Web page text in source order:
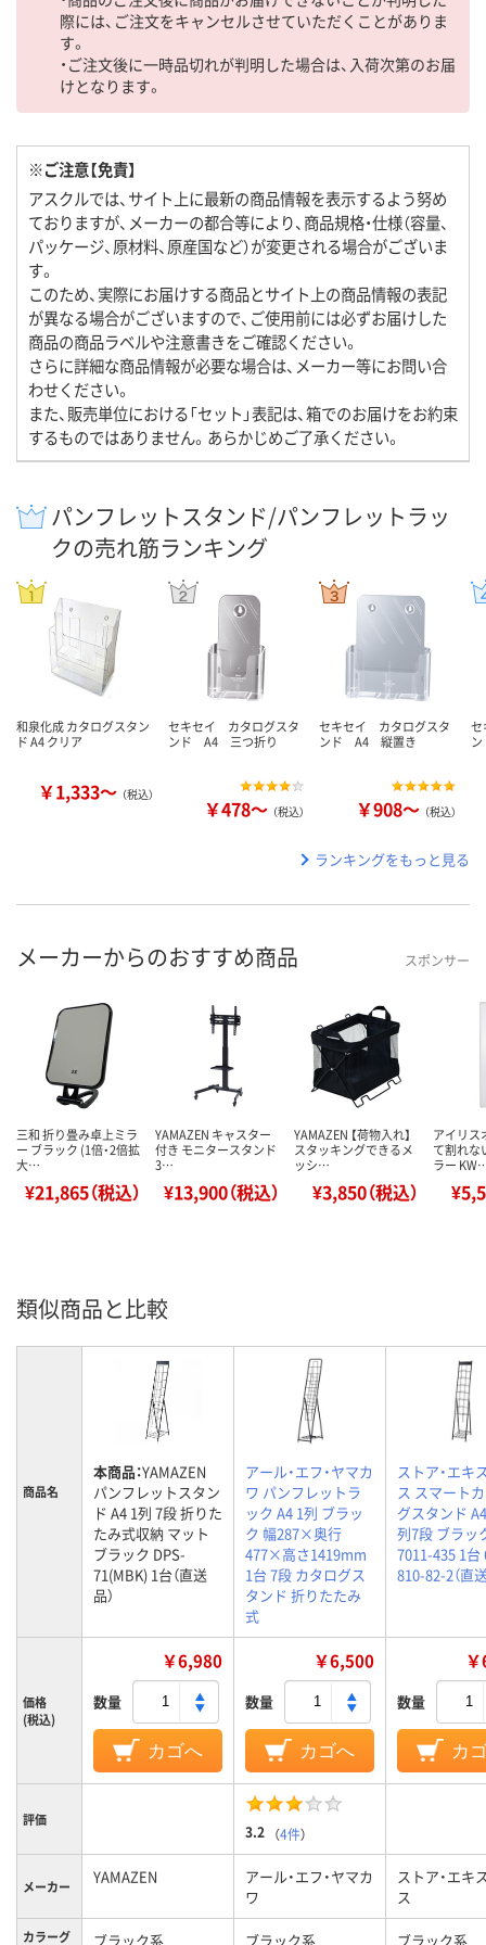
際には、ご注文をキャンセルさせていただくことがありま
す。
・ご注文後に一時品切れが判明した場合は、入荷次第のお届
けとなります。
※ご注意【免責】
アスクルでは、サイト上に最新の商品情報を表示するよう努め
ておりますが、メーカーの都合等により、商品規格・仕様（容量、
パッケージ、原材料、原産国など）が変更される場合がございま
す。
このため、実際にお届けする商品とサイト上の商品情報の表記
が異なる場合がございますので、ご使用前には必ずお届けした
商品の商品ラベルや注意書きをご確認ください。
さらに詳細な商品情報が必要な場合は、メーカー等にお問い合
わせください。
また、販売単位における「セット」表記は、箱でのお届けをお約束
するものではありません。あらかじめご了承ください。
パンフレットスタンド/パンフレットラッ
クの売れ筋ランキング
和泉化成 カタログスタン
ド A4 クリア
￥1,333～ （税込）
セキセイ カタログスタ
ンド A4 三つ折り
￥478～ （税込）
セキセイ カタログスタ
ンド A4 縦置き
￥908～ （税込）
ランキングをもっと見る
メーカーからのおすすめ商品 スポンサー
三和 折り畳み卓上ミラ
ー ブラック (1倍・2倍拡
大…
¥21,865（税込）
YAMAZEN キャスター
付き モニタースタンド
3…
¥13,900（税込）
YAMAZEN 【荷物入れ】
スタッキングできるメ
ッシ…
¥3,850（税込）
アイリス
て割れな
ラー
類似商品と比較
商品名
本商品：YAMAZEN
パンフレットスタン
ド A4 1列 7段 折りた
たみ式収納 マット
ブラック DPS-
71(MBK) 1台（直送
品）
アール・エフ・ヤマカ
ワ パンフレットラ
ック A4 1列 ブラッ
ク 幅287×奥行
477×高さ1419mm
1台 7段 カタログス
タンド 折りたたみ
式
ストア・エキ
ス スマート
グスタンド
列7段 ブラッ
7011-435 1台
810-82-2（直
価格
(税込)
￥6,980
数量
カゴへ
￥6,500
数量
カゴへ
数量
カ
評価
3.2 （4件）
メーカー YAMAZEN
アール・エフ・ヤマカ
ワ
ストア・エキ
ス
カラーグ ブラック系 ブラック系 ブラック系